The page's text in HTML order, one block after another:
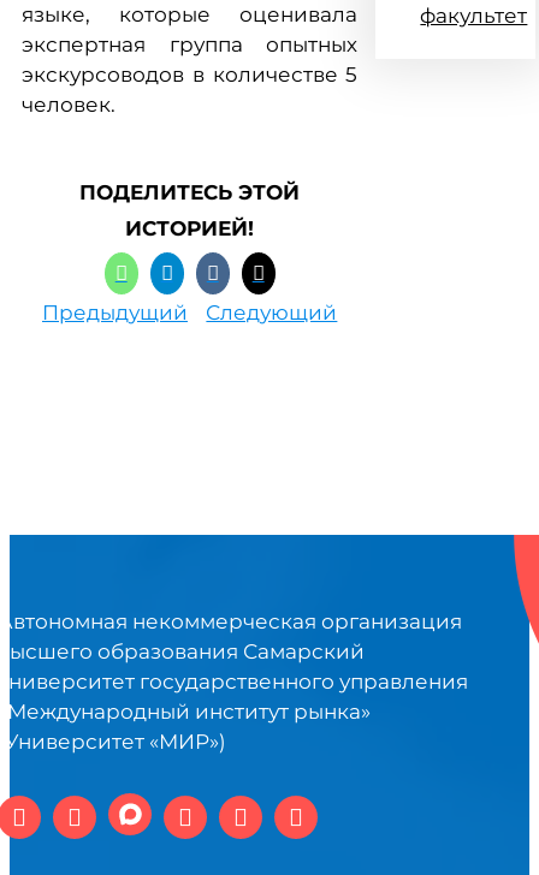
языке, которые оценивала
экспертная группа опытных
экскурсоводов в количестве 5
человек.
ПОДЕЛИТЕСЬ ЭТОЙ
ИСТОРИЕЙ!
Предыдущий Следующий
факультет
некоммерческая организация
образования Самарский
государственного управления
институт рынка»
«МИР»)